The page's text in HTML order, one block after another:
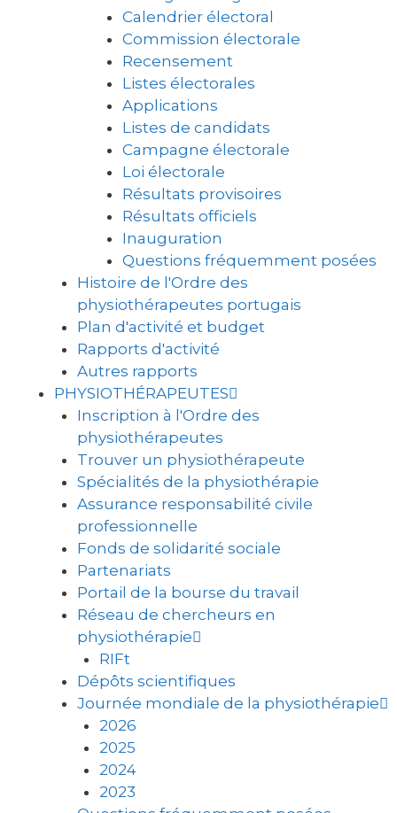
Calendrier électoral
Commission électorale
Recensement
Listes électorales
Applications
Listes de candidats
Campagne électorale
Loi électorale
Résultats provisoires
Résultats officiels
Inauguration
Questions fréquemment posées
Histoire de l'Ordre des
physiothérapeutes portugais
Plan d'activité et budget
Rapports d'activité
Autres rapports
PHYSIOTHÉRAPEUTES
Inscription à l'Ordre des
physiothérapeutes
Trouver un physiothérapeute
Spécialités de la physiothérapie
Assurance responsabilité civile
professionnelle
Fonds de solidarité sociale
Partenariats
Portail de la bourse du travail
Réseau de chercheurs en
physiothérapie
RIFt
Dépôts scientifiques
Journée mondiale de la physiothérapie
2026
2025
2024
2023